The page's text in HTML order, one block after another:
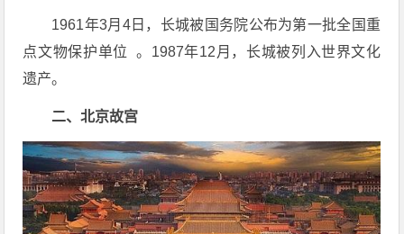
1961年3月4日，长城被国务院公布为第一批全国重
点文物保护单位 。1987年12月，长城被列入世界文化
遗产。
二、北京故宫